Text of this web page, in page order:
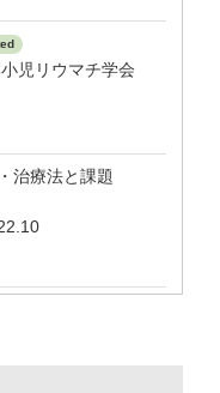
児リウマチ学会
治療法と課題